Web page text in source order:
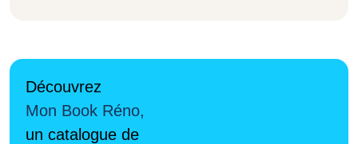
Découvrez
Mon Book Réno,
un catalogue de